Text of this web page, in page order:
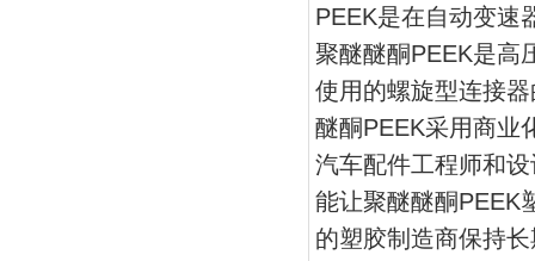
PEEK是在自动变速
聚醚醚酮PEEK是高
使用的螺旋型连接
醚酮PEEK采用商业
汽车配件工程师和
能让聚醚醚酮PEEK
的塑胶制造商保持